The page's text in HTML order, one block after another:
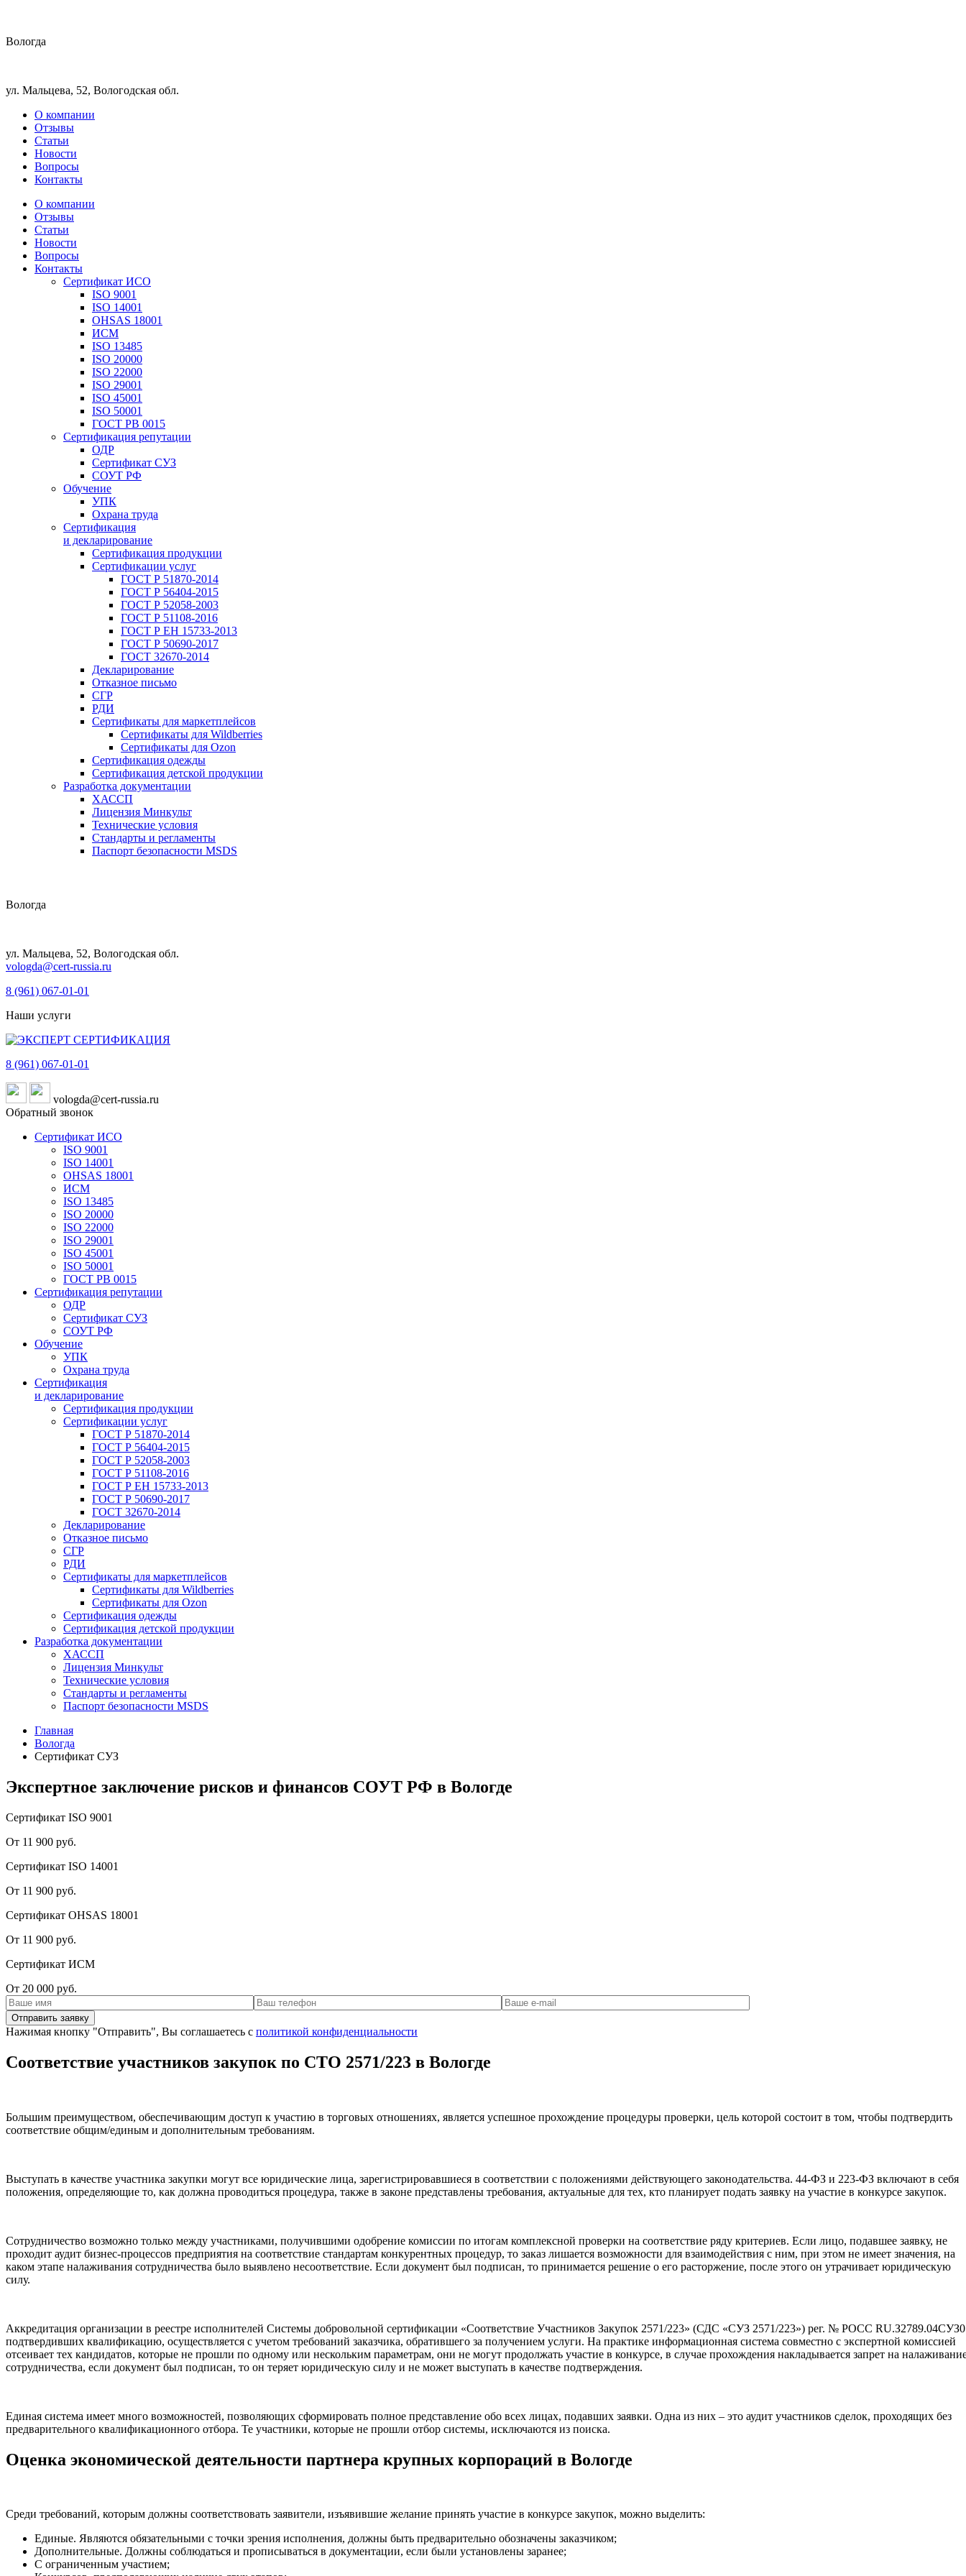
Вологда
ул. Мальцева, 52, Вологодская обл.
О компании
Отзывы
Статьи
Новости
Вопросы
Контакты
О компании
Отзывы
Статьи
Новости
Вопросы
Контакты
Сертификат ИСО
ISO 9001
ISO 14001
OHSAS 18001
ИСМ
ISO 13485
ISO 20000
ISO 22000
ISO 29001
ISO 45001
ISO 50001
ГОСТ РВ 0015
Сертификация репутации
ОДР
Сертификат СУЗ
СОУТ РФ
Обучение
УПК
Охрана труда
Сертификация
и декларирование
Сертификация продукции
Сертификации услуг
ГОСТ Р 51870-2014
ГОСТ Р 56404-2015
ГОСТ Р 52058-2003
ГОСТ Р 51108-2016
ГОСТ Р ЕН 15733-2013
ГОСТ Р 50690-2017
ГОСТ 32670-2014
Декларирование
Отказное письмо
СГР
РДИ
Сертификаты для маркетплейсов
Сертификаты для Wildberries
Сертификаты для Ozon
Сертификация одежды
Сертификация детской продукции
Разработка документации
ХАССП
Лицензия Минкульт
Технические условия
Стандарты и регламенты
Паспорт безопасности MSDS
Вологда
ул. Мальцева, 52, Вологодская обл.
vologda@cert-russia.ru
8 (961) 067-01-01
Наши услуги
8 (961) 067-01-01
vologda@cert-russia.ru
Обратный звонок
Сертификат ИСО
ISO 9001
ISO 14001
OHSAS 18001
ИСМ
ISO 13485
ISO 20000
ISO 22000
ISO 29001
ISO 45001
ISO 50001
ГОСТ РВ 0015
Сертификация репутации
ОДР
Сертификат СУЗ
СОУТ РФ
Обучение
УПК
Охрана труда
Сертификация
и декларирование
Сертификация продукции
Сертификации услуг
ГОСТ Р 51870-2014
ГОСТ Р 56404-2015
ГОСТ Р 52058-2003
ГОСТ Р 51108-2016
ГОСТ Р ЕН 15733-2013
ГОСТ Р 50690-2017
ГОСТ 32670-2014
Декларирование
Отказное письмо
СГР
РДИ
Сертификаты для маркетплейсов
Сертификаты для Wildberries
Сертификаты для Ozon
Сертификация одежды
Сертификация детской продукции
Разработка документации
ХАССП
Лицензия Минкульт
Технические условия
Стандарты и регламенты
Паспорт безопасности MSDS
Главная
Вологда
Сертификат СУЗ
Экспертное заключение рисков и финансов СОУТ РФ в Вологде
Сертификат ISO 9001
От 11 900 руб.
Сертификат ISO 14001
От 11 900 руб.
Сертификат OHSAS 18001
От 11 900 руб.
Сертификат ИСМ
От 20 000 руб.
Нажимая кнопку "Отправить", Вы соглашаетесь с политикой конфиденциальности
Соответствие участников закупок по СТО 2571/223 в Вологде
Большим преимуществом, обеспечивающим доступ к участию в торговых отношениях, является успешное прохождение процедуры проверки, цель которой состоит в том, чтобы подтвердить
соответствие общим/единым и дополнительным требованиям.
Выступать в качестве участника закупки могут все юридические лица, зарегистрировавшиеся в соответствии с положениями действующего законодательства. 44-ФЗ и 223-ФЗ включают в себя
положения, определяющие то, как должна проводиться процедура, также в законе представлены требования, актуальные для тех, кто планирует подать заявку на участие в конкурсе закупок.
Сотрудничество возможно только между участниками, получившими одобрение комиссии по итогам комплексной проверки на соответствие ряду критериев. Если лицо, подавшее заявку, не
проходит аудит бизнес-процессов предприятия на соответствие стандартам конкурентных процедур, то заказ лишается возможности для взаимодействия с ним, при этом не имеет значения, на
каком этапе налаживания сотрудничества было выявлено несоответствие. Если документ был подписан, то принимается решение о его расторжение, после этого он утрачивает юридическую
силу.
Аккредитация организации в реестре исполнителей Системы добровольной сертификации «Соответствие Участников Закупок 2571/223» (СДС «СУЗ 2571/223») рег. № РОСС
подтвердивших квалификацию, осуществляется с учетом требований заказчика, обратившего за получением услуги. На практике информационная система совместно с экспертной комиссией
отсеивает тех кандидатов, которые не прошли по одному или нескольким параметрам, они не могут продолжать участие в конкурсе, в случае прохождения накладывается запрет на
сотрудничества, если документ был подписан, то он теряет юридическую силу и не может выступать в качестве подтверждения.
Единая система имеет много возможностей, позволяющих сформировать полное представление обо всех лицах, подавших заявки. Одна из них – это аудит участников сделок, проходящих без
предварительного квалификационного отбора. Те участники, которые не прошли отбор системы, исключаются из поиска.
Оценка экономической деятельности партнера крупных корпораций в Вологде
Среди требований, которым должны соответствовать заявители, изъявившие желание принять участие в конкурсе закупок, можно выделить:
Единые. Являются обязательными с точки зрения исполнения, должны быть предварительно обозначены заказчиком;
Дополнительные. Должны соблюдаться и прописываться в документации, если были установлены заранее;
С ограниченным участием;